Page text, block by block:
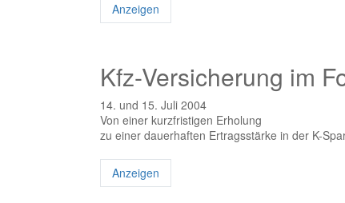
Anzeigen
Kfz-Versicherung im
14. und 15. Juli 2004
Von einer kurzfristigen Erholung
zu einer dauerhaften Ertragsstärke in der K-
Anzeigen